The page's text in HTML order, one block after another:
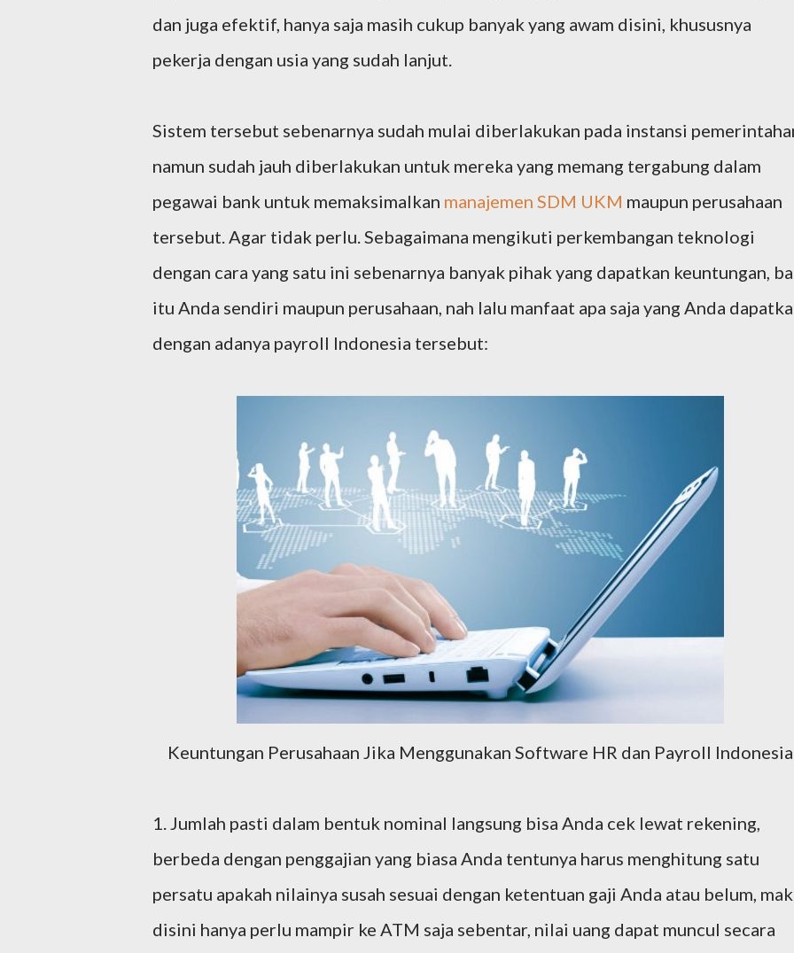
dan juga efektif, hanya saja masih cukup banyak yang awam disini, khususnya
pekerja dengan usia yang sudah lanjut.
Sistem tersebut sebenarnya sudah mulai diberlakukan pada instansi
namun sudah jauh diberlakukan untuk mereka yang memang tergabung dalam
pegawai bank untuk memaksimalkan manajemen SDM UKM maupun perusahaan
tersebut. Agar tidak perlu. Sebagaimana mengikuti perkembangan teknologi
dengan cara yang satu ini sebenarnya banyak pihak yang dapatkan keuntungan,
itu Anda sendiri maupun perusahaan, nah lalu manfaat apa saja yang Anda
dengan adanya payroll Indonesia tersebut:
Keuntungan Perusahaan Jika Menggunakan Software HR dan Payroll Indonesia
1. Jumlah pasti dalam bentuk nominal langsung bisa Anda cek lewat rekening,
berbeda dengan penggajian yang biasa Anda tentunya harus menghitung satu
persatu apakah nilainya susah sesuai dengan ketentuan gaji Anda atau belum,
disini hanya perlu mampir ke ATM saja sebentar, nilai uang dapat muncul secara